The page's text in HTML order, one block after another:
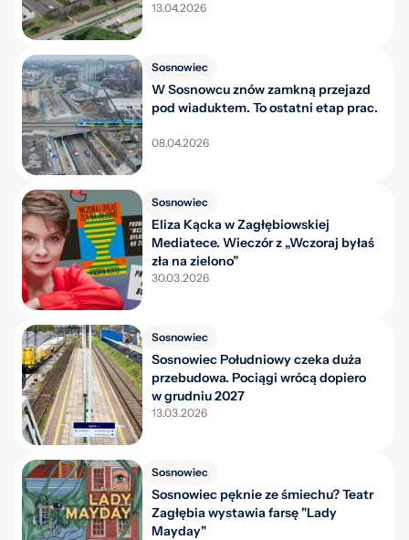
13.04.2026
Sosnowiec
W Sosnowcu znów zamkną przejazd
pod wiaduktem. To ostatni etap prac.
08.04.2026
Sosnowiec
Eliza Kącka w Zagłębiowskiej
Mediatece. Wieczór z „Wczoraj byłaś
zła na zielono”
30.03.2026
Sosnowiec
Sosnowiec Południowy czeka duża
przebudowa. Pociągi wrócą dopiero
w grudniu 2027
13.03.2026
Sosnowiec
Sosnowiec pęknie ze śmiechu? Teatr
Zagłębia wystawia farsę "Lady
Mayday"